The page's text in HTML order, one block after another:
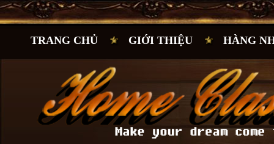
TRANG CHỦ GIỚI THIỆU HÀNG